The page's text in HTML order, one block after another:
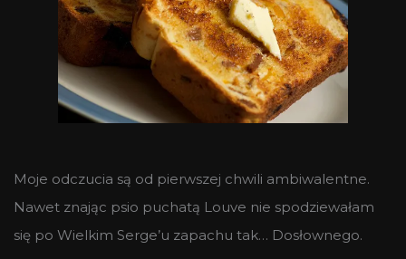
Moje odczucia są od pierwszej chwili ambiwalentne.
Nawet znając psio puchatą Louve nie spodziewałam
się po Wielkim Serge’u zapachu tak… Dosłownego.